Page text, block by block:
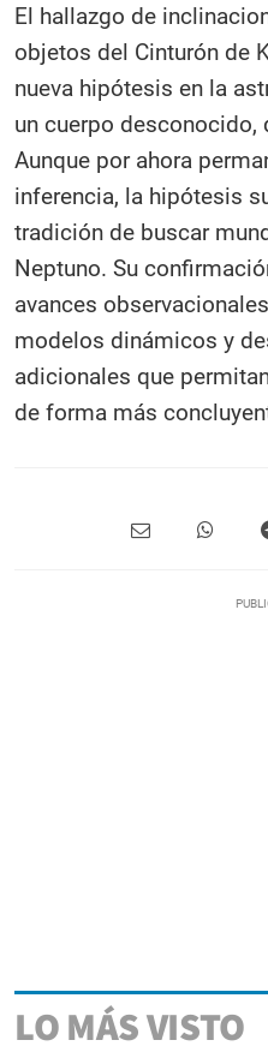
El hallazgo de
objetos del Cinturón de
nueva hipótesis en la
un cuerpo desconocido,
Aunque por ahora
inferencia, la hipótesis
tradición de buscar
Neptuno. Su
avances
modelos dinámicos y
adicionales que
de forma más
LO MÁS VISTO